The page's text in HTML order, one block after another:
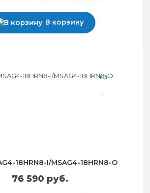
В корзину
18HRN8-I/MSAG4-18HRN8-O
76 590 руб.